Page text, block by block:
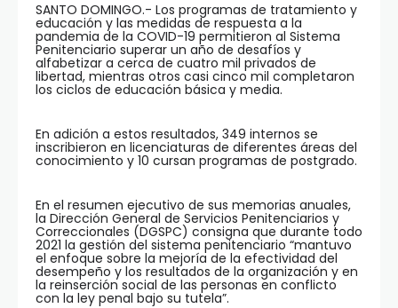
SANTO DOMINGO.- Los programas de tratamiento y
educación y las medidas de respuesta a la
pandemia de la COVID-19 permitieron al Sistema
Penitenciario superar un año de desafíos y
alfabetizar a cerca de cuatro mil privados de
libertad, mientras otros casi cinco mil completaron
los ciclos de educación básica y media.
En adición a estos resultados, 349 internos se
inscribieron en licenciaturas de diferentes áreas del
conocimiento y 10 cursan programas de postgrado.
En el resumen ejecutivo de sus memorias anuales,
la Dirección General de Servicios Penitenciarios y
Correccionales (DGSPC) consigna que durante todo
2021 la gestión del sistema penitenciario “mantuvo
el enfoque sobre la mejoría de la efectividad del
desempeño y los resultados de la organización y en
la reinserción social de las personas en conflicto
con la ley penal bajo su tutela”.